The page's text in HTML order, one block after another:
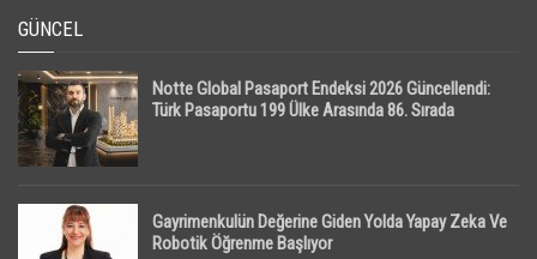
GÜNCEL
Notte Global Pasaport Endeksi 2026 Güncellendi:
Türk Pasaportu 199 Ülke Arasında 86. Sırada
Gayrimenkulün Değerine Giden Yolda Yapay Zeka Ve
Robotik Öğrenme Başlıyor